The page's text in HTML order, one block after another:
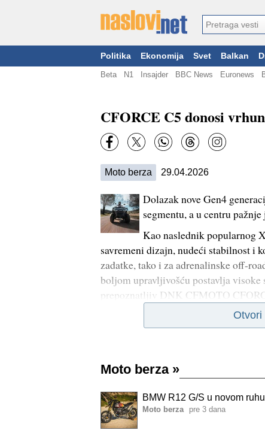
Politika Ekonomija Svet Balkan
Beta N1 Insajder BBC News Euronews
CFORCE C5 donosi
Moto berza 29.04.2026
Dolazak nove Gen4
segmentu, a u centru
Kao naslednik popularnog
savremeni dizajn, nudeći stabilnost i
zadatke, tako i za adrenalinske off-
boljom upravljivošću postavlja visoke
prepoznatljiv DNK CFMOTO
Otvori
Moto berza »
BMW R12 G/S u novom
Moto berza pre 3 dana